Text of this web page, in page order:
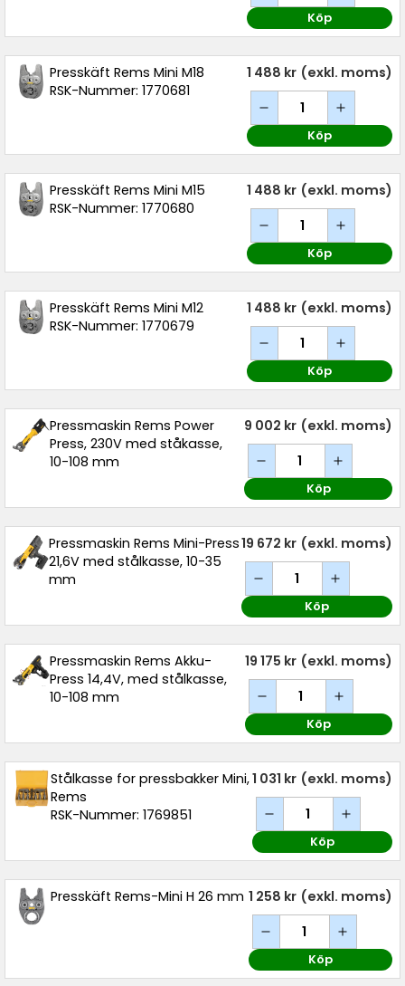
Köp
Presskäft Rems Mini M18
RSK-Nummer: 1770681
1 488 kr (exkl. moms)
Köp
Presskäft Rems Mini M15
RSK-Nummer: 1770680
1 488 kr (exkl. moms)
Köp
Presskäft Rems Mini M12
RSK-Nummer: 1770679
1 488 kr (exkl. moms)
Köp
Pressmaskin Rems Power
Press, 230V med ståkasse,
10-108 mm
9 002 kr (exkl. moms)
Köp
Pressmaskin Rems Mini-Press
21,6V med stålkasse, 10-35
mm
19 672 kr (exkl. moms)
Köp
Pressmaskin Rems Akku-
Press 14,4V, med stålkasse,
10-108 mm
19 175 kr (exkl. moms)
Köp
Stålkasse for pressbakker Mini,
Rems
RSK-Nummer: 1769851
1 031 kr (exkl. moms)
Köp
Presskäft Rems-Mini H 26 mm 1 258 kr (exkl. moms)
Köp